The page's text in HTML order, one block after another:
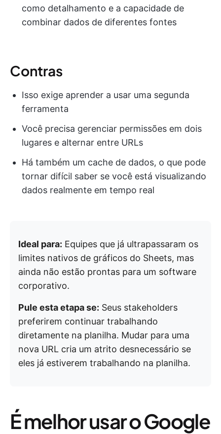
como detalhamento e a capacidade de
combinar dados de diferentes fontes
Contras
Isso exige aprender a usar uma segunda
ferramenta
Você precisa gerenciar permissões em dois
lugares e alternar entre URLs
Há também um cache de dados, o que pode
tornar difícil saber se você está visualizando
dados realmente em tempo real
Ideal para: Equipes que já ultrapassaram os
limites nativos de gráficos do Sheets, mas
ainda não estão prontas para um software
corporativo.
Pule esta etapa se: Seus stakeholders
preferirem continuar trabalhando
diretamente na planilha. Mudar para uma
nova URL cria um atrito desnecessário se
eles já estiverem trabalhando na planilha.
É melhor usar o Google